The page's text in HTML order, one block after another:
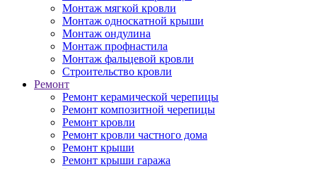
Монтаж мягкой кровли
Монтаж односкатной крыши
Монтаж ондулина
Монтаж профнастила
Монтаж фальцевой кровли
Строительство кровли
Ремонт
Ремонт керамической черепицы
Ремонт композитной черепицы
Ремонт кровли
Ремонт кровли частного дома
Ремонт крыши
Ремонт крыши гаража